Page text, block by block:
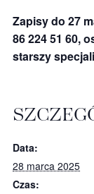
Zapisy do 27
86 224 51 60,
starszy
Data:
28 marca 2025
Czas: